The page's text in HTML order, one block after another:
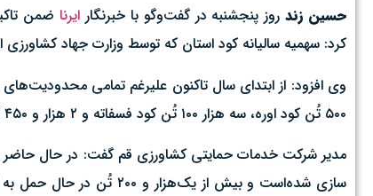
حسین زندروز پنجشنبه در گفت‌وگو با خبرنگار ایرنا ضمن
کرد: سهمیه سالیانه کود استان که توسط وزارت جهاد کشاورزی ابلاغ
۵۰۰ تُن کود اوره، سه هزار ۱۰۰ تُن کود فسفاته و ۲ هزار و ۴۵۰ تُن کود پتاسه می‌باشد.
سازی شده‌است و بیش از